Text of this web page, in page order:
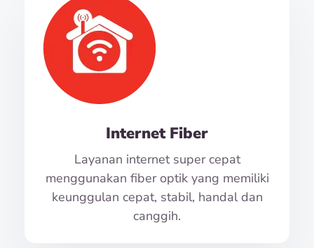
Internet Fiber
Layanan internet super cepat
menggunakan fiber optik yang memiliki
keunggulan cepat, stabil, handal dan
canggih.